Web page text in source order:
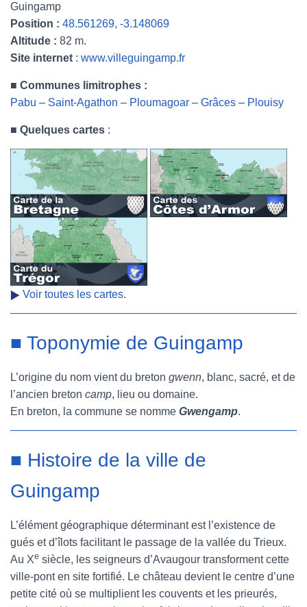
Guingamp
Position : 48.561269, -3.148069
Altitude : 82 m.
Site internet : www.villeguingamp.fr
■ Communes limitrophes :
Pabu – Saint-Agathon – Ploumagoar – Grâces – Plouisy
■ Quelques cartes :
Voir toutes les cartes.
■ Toponymie de Guingamp
L’origine du nom vient du breton gwenn, blanc, sacré, et de
l’ancien breton camp, lieu ou domaine.
En breton, la commune se nomme Gwengamp.
■ Histoire de la ville de
Guingamp
L’élément géographique déterminant est l’existence de
gués et d’îlots facilitant le passage de la vallée du Trieux.
Au Xe siècle, les seigneurs d’Avaugour transforment cette
ville-pont en site fortifié. Le château devient le centre d’une
petite cité où se multiplient les couvents et les prieurés,